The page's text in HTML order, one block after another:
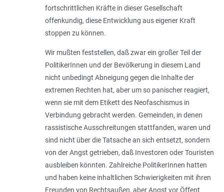
fortschrittlichen Kräfte in dieser Gesellschaft
offenkundig, diese Entwicklung aus eigener Kraft
stoppen zu können.
Wir mußten feststellen, daß zwar ein großer Teil der
PolitikerInnen und der Bevölkerung in diesem Land
nicht unbedingt Abneigung gegen die Inhalte der
extremen Rechten hat, aber um so panischer reagiert,
wenn sie mit dem Etikett des Neofaschismus in
Verbindung gebracht werden. Gemeinden, in denen
rassistische Ausschreitungen stattfanden, waren und
sind nicht über die Tatsache an sich entsetzt, sondern
von der Angst getrieben, daß Investoren oder Touristen
ausbleiben könnten. Zahlreiche PolitikerInnen hatten
und haben keine inhaltlichen Schwierigkeiten mit ihren
Freunden von Rechtsaußen, aber Angst vor Öffent